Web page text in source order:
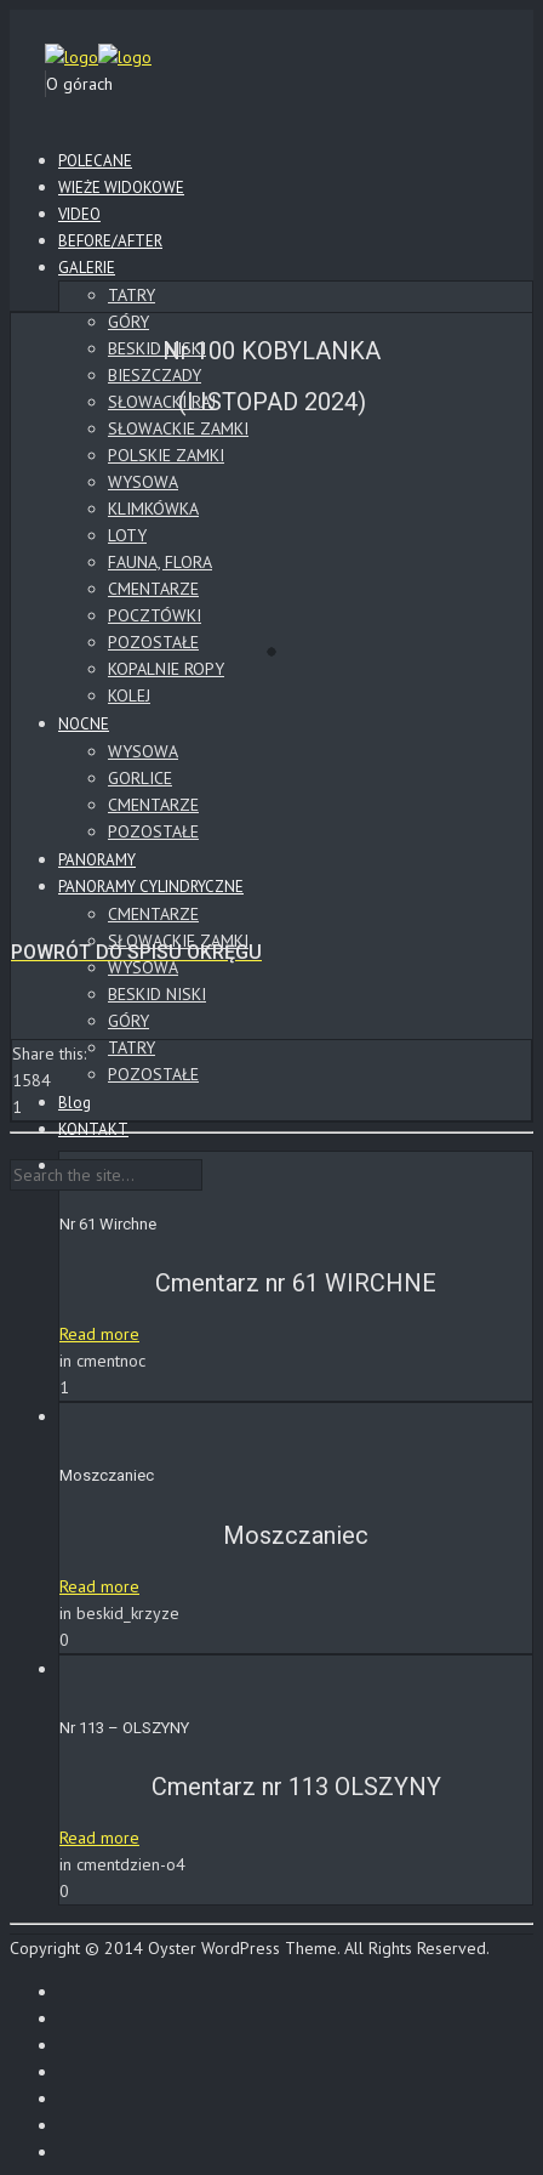
O górach
POLECANE
WIEŻE WIDOKOWE
VIDEO
BEFORE/AFTER
GALERIE
TATRY
GÓRY
BESKID NISKI
BIESZCZADY
SŁOWACKI RAJ
SŁOWACKIE ZAMKI
POLSKIE ZAMKI
WYSOWA
KLIMKÓWKA
LOTY
FAUNA, FLORA
CMENTARZE
POCZTÓWKI
POZOSTAŁE
KOPALNIE ROPY
KOLEJ
NOCNE
WYSOWA
GORLICE
CMENTARZE
POZOSTAŁE
PANORAMY
PANORAMY CYLINDRYCZNE
CMENTARZE
SŁOWACKIE ZAMKI
WYSOWA
BESKID NISKI
GÓRY
TATRY
POZOSTAŁE
Blog
KONTAKT
Nr 100 KOBYLANKA
(LISTOPAD 2024)
POWRÓT DO SPISU OKRĘGU
Share this:
1584
1
Nr 61 Wirchne
Cmentarz nr 61 WIRCHNE
Read more
in cmentnoc
1
Moszczaniec
Moszczaniec
Read more
in beskid_krzyze
0
Nr 113 – OLSZYNY
Cmentarz nr 113 OLSZYNY
Read more
in cmentdzien-o4
0
Copyright © 2014 Oyster WordPress Theme. All Rights Reserved.